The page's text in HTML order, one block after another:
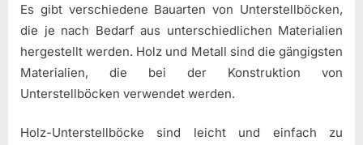
Es gibt verschiedene Bauarten von Unterstellböcken,
die je nach Bedarf aus unterschiedlichen Materialien
hergestellt werden. Holz und Metall sind die gängigsten
Materialien, die bei der Konstruktion von
Unterstellböcken verwendet werden.
Holz-Unterstellböcke sind leicht und einfach zu